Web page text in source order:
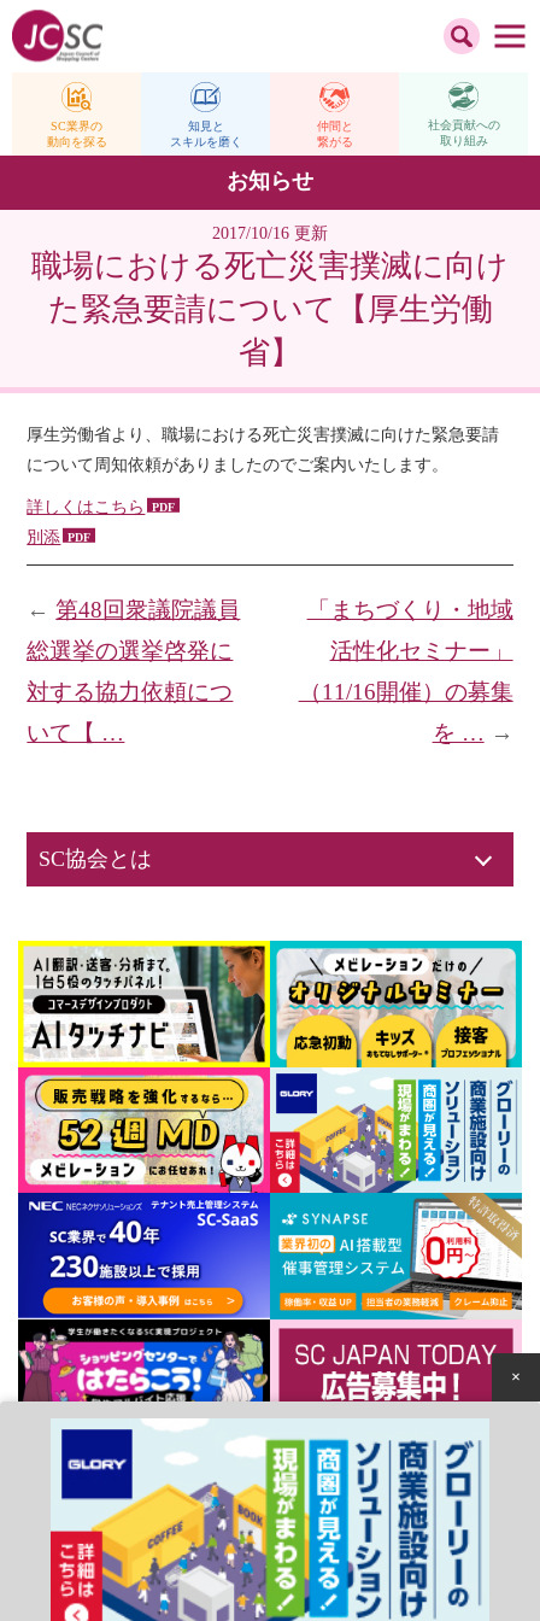
SC業界の
動向を探る
知見と
スキルを磨く
仲間と
繋がる
社会貢献への
取り組み
お知らせ
2017/10/16 更新
職場における死亡災害撲滅に向け
た緊急要請について【厚生労働
省】
厚生労働省より、職場における死亡災害撲滅に向けた緊急要請
について周知依頼がありましたのでご案内いたします。
詳しくはこちら
別添
「まちづくり・地域
活性化セミナー」
（11/16開催）の募集
を … →
←第48回衆議院議員
総選挙の選挙啓発に
対する協力依頼につ
いて【 …
SC協会とは
個人情報保護方針
×